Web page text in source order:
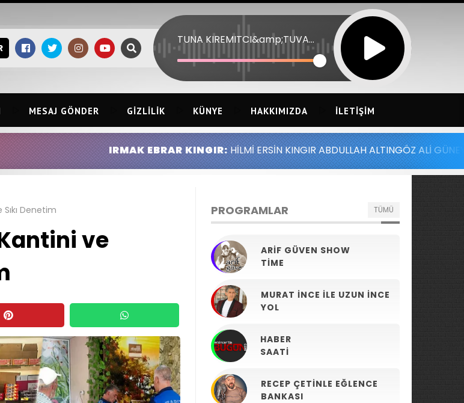
TUNA KIREMITCI&amp;TUVANA TURKAY 19 - DIGER YARIM
MESAJ GÖNDER GIZLILIK KÜNYE HAKKIMIZDA İLETIŞIM
IRMAK EBRAR KINGIR:HİLMİ ERSİN KINGIR ABDULLAH ALTINGÖZ ALİ GÜNEY MELİH YILMAZ
Denetim
ve
PROGRAMLAR TÜMÜ
ARIF GÜVEN SHOW
TIME
MURAT İNCE ILE UZUN İNCE
YOL
HABER
SAATI
RECEP ÇETINLE EĞLENCE
BANKASI